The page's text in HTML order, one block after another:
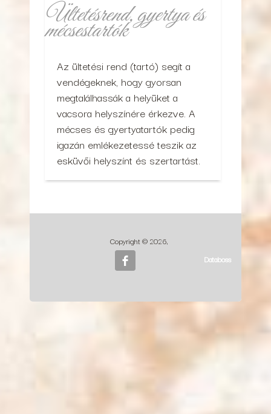
Ültetésrend, gyertya és
mécsestartók
Az ültetési rend (tartó) segít a
vendégeknek, hogy gyorsan
megtalálhassák a helyüket a
vacsora helyszínére érkezve. A
mécses és gyertyatartók pedig
igazán emlékezetessé teszik az
esküvői helyszínt és szertartást.
Copyright © 2026,
Databoss